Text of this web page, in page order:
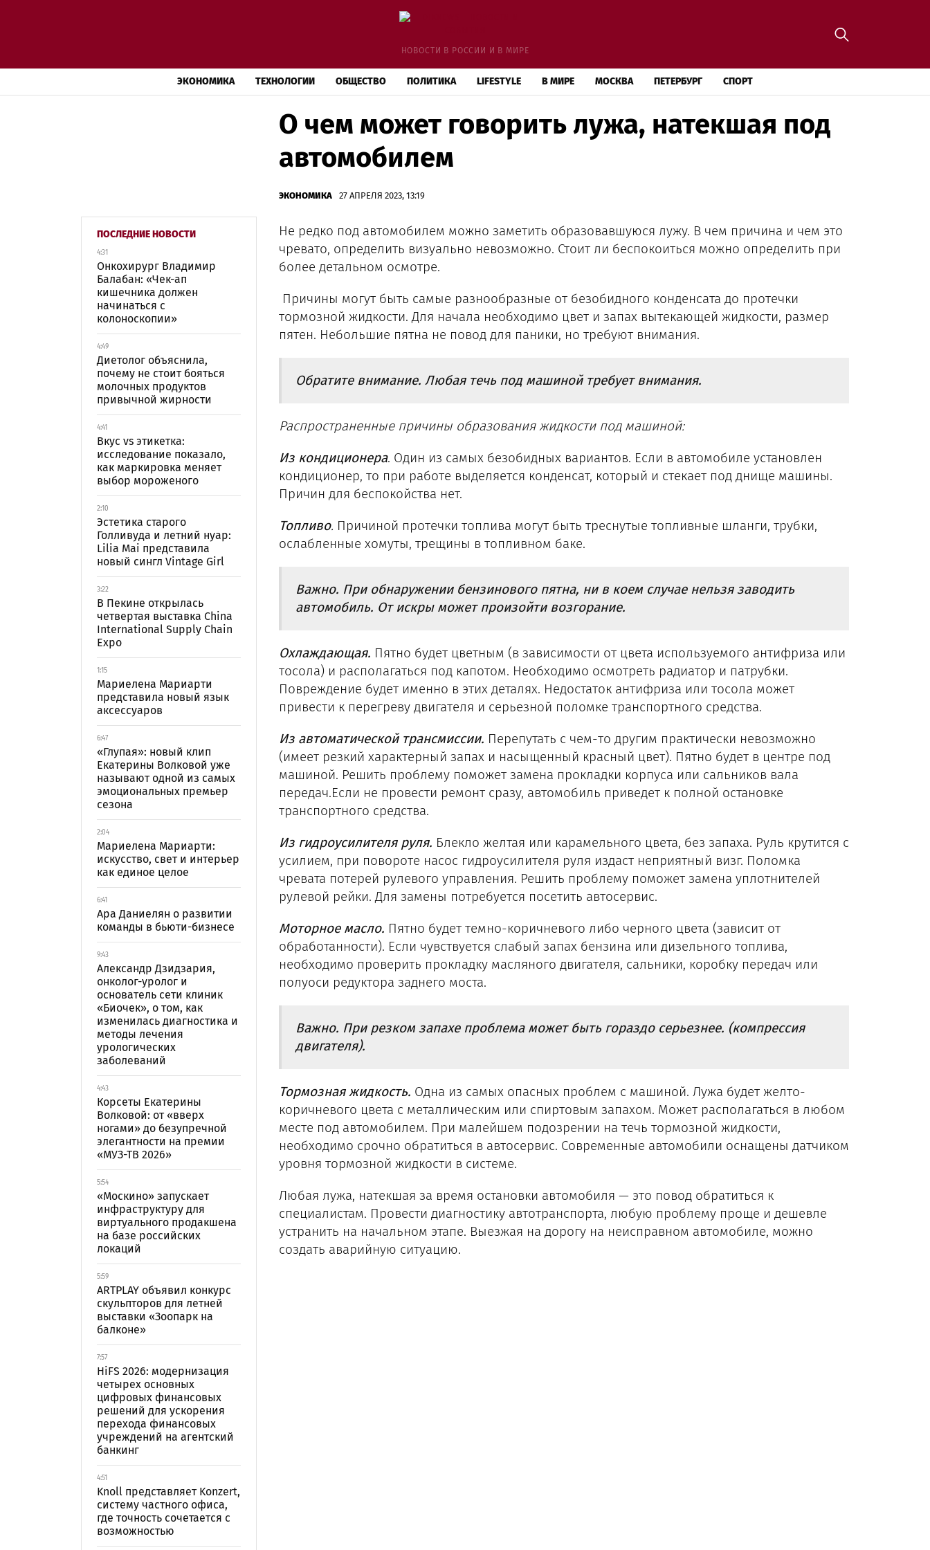
НОВОСТИ В РОССИИ И В МИРЕ
ЭКОНОМИКА ТЕХНОЛОГИИ ОБЩЕСТВО ПОЛИТИКА LIFESTYLE В МИРЕ МОСКВА ПЕТЕРБУРГ СПОРТ
О чем может говорить лужа, натекшая под
автомобилем
ЭКОНОМИКА 27 АПРЕЛЯ 2023, 13:19
ПОСЛЕДНИЕ НОВОСТИ
4:31
Онкохирург Владимир
Балабан: «Чек-ап
кишечника должен
начинаться с
колоноскопии»
4:49
Диетолог объяснила,
почему не стоит бояться
молочных продуктов
привычной жирности
4:41
Вкус vs этикетка:
исследование показало,
как маркировка меняет
выбор мороженого
2:10
Эстетика старого
Голливуда и летний нуар:
Lilia Mai представила
новый сингл Vintage Girl
3:22
В Пекине открылась
четвертая выставка China
International Supply Chain
Expo
1:15
Мариелена Мариарти
представила новый язык
аксессуаров
6:47
«Глупая»: новый клип
Екатерины Волковой уже
называют одной из самых
эмоциональных премьер
сезона
2:04
Мариелена Мариарти:
искусство, свет и интерьер
как единое целое
6:41
Ара Даниелян о развитии
команды в бьюти-бизнесе
9:43
Александр Дзидзария,
онколог-уролог и
основатель сети клиник
«Биочек», о том, как
изменилась диагностика и
методы лечения
урологических
заболеваний
4:43
Корсеты Екатерины
Волковой: от «вверх
ногами» до безупречной
элегантности на премии
«МУЗ-ТВ 2026»
5:54
«Москино» запускает
инфраструктуру для
виртуального продакшена
на базе российских
локаций
5:59
ARTPLAY объявил конкурс
скульпторов для летней
выставки «Зоопарк на
балконе»
7:57
HiFS 2026: модернизация
четырех основных
цифровых финансовых
решений для ускорения
перехода финансовых
учреждений на агентский
банкинг
4:51
Knoll представляет Konzert,
систему частного офиса,
где точность сочетается с
возможностью
Не редко под автомобилем можно заметить образовавшуюся лужу. В чем причина и чем это
чревато, определить визуально невозможно. Стоит ли беспокоиться можно определить при
более детальном осмотре.
Причины могут быть самые разнообразные от безобидного конденсата до протечки
тормозной жидкости. Для начала необходимо цвет и запах вытекающей жидкости, размер
пятен. Небольшие пятна не повод для паники, но требуют внимания.
Обратите внимание. Любая течь под машиной требует внимания.
Распространенные причины образования жидкости под машиной:
Из кондиционера. Один из самых безобидных вариантов. Если в автомобиле установлен
кондиционер, то при работе выделяется конденсат, который и стекает под днище машины.
Причин для беспокойства нет.
Топливо. Причиной протечки топлива могут быть треснутые топливные шланги, трубки,
ослабленные хомуты, трещины в топливном баке.
Важно. При обнаружении бензинового пятна, ни в коем случае нельзя заводить
автомобиль. От искры может произойти возгорание.
Охлаждающая. Пятно будет цветным (в зависимости от цвета используемого антифриза или
тосола) и располагаться под капотом. Необходимо осмотреть радиатор и патрубки.
Повреждение будет именно в этих деталях. Недостаток антифриза или тосола может
привести к перегреву двигателя и серьезной поломке транспортного средства.
Из автоматической трансмиссии. Перепутать с чем-то другим практически невозможно
(имеет резкий характерный запах и насыщенный красный цвет). Пятно будет в центре под
машиной. Решить проблему поможет замена прокладки корпуса или сальников вала
передач.Если не провести ремонт сразу, автомобиль приведет к полной остановке
транспортного средства.
Из гидроусилителя руля. Блекло желтая или карамельного цвета, без запаха. Руль крутится с
усилием, при повороте насос гидроусилителя руля издаст неприятный визг. Поломка
чревата потерей рулевого управления. Решить проблему поможет замена уплотнителей
рулевой рейки. Для замены потребуется посетить автосервис.
Моторное масло. Пятно будет темно-коричневого либо черного цвета (зависит от
обработанности). Если чувствуется слабый запах бензина или дизельного топлива,
необходимо проверить прокладку масляного двигателя, сальники, коробку передач или
полуоси редуктора заднего моста.
Важно. При резком запахе проблема может быть гораздо серьезнее. (компрессия
двигателя).
Тормозная жидкость. Одна из самых опасных проблем с машиной. Лужа будет желто-
коричневого цвета с металлическим или спиртовым запахом. Может располагаться в любом
месте под автомобилем. При малейшем подозрении на течь тормозной жидкости,
необходимо срочно обратиться в автосервис. Современные автомобили оснащены датчиком
уровня тормозной жидкости в системе.
Любая лужа, натекшая за время остановки автомобиля — это повод обратиться к
специалистам. Провести диагностику автотранспорта, любую проблему проще и дешевле
устранить на начальном этапе. Выезжая на дорогу на неисправном автомобиле, можно
создать аварийную ситуацию.